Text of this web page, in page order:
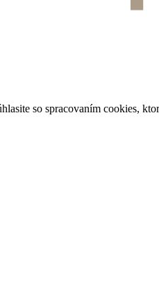
so spracovaním cookies,